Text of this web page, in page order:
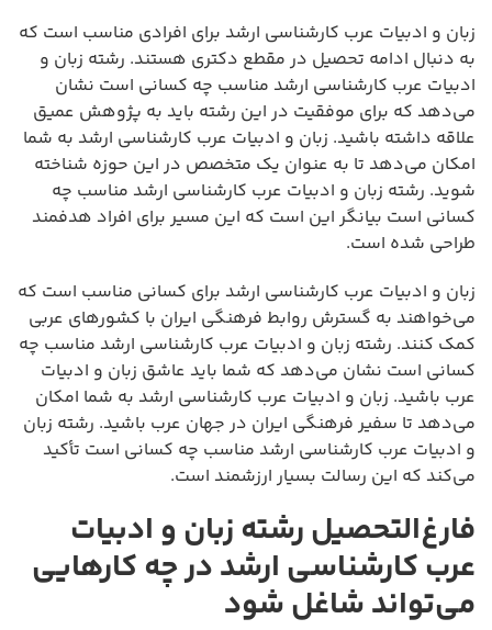
زبان و ادبیات عرب کارشناسی ارشد برای افرادی مناسب است که
به دنبال ادامه تحصیل در مقطع دکتری هستند. رشته زبان و
ادبیات عرب کارشناسی ارشد مناسب چه کسانی است نشان
می‌دهد که برای موفقیت در این رشته باید به پژوهش عمیق
علاقه داشته باشید. زبان و ادبیات عرب کارشناسی ارشد به شما
امکان می‌دهد تا به عنوان یک متخصص در این حوزه شناخته
شوید. رشته زبان و ادبیات عرب کارشناسی ارشد مناسب چه
کسانی است بیانگر این است که این مسیر برای افراد هدفمند
طراحی شده است.
زبان و ادبیات عرب کارشناسی ارشد برای کسانی مناسب است که
می‌خواهند به گسترش روابط فرهنگی ایران با کشورهای عربی
کمک کنند. رشته زبان و ادبیات عرب کارشناسی ارشد مناسب چه
کسانی است نشان می‌دهد که شما باید عاشق زبان و ادبیات
عرب باشید. زبان و ادبیات عرب کارشناسی ارشد به شما امکان
می‌دهد تا سفیر فرهنگی ایران در جهان عرب باشید. رشته زبان
و ادبیات عرب کارشناسی ارشد مناسب چه کسانی است تأکید
می‌کند که این رسالت بسیار ارزشمند است.
فارغ‌التحصیل رشته زبان و ادبیات
عرب کارشناسی ارشد در چه کارهایی
می‌تواند شاغل شود